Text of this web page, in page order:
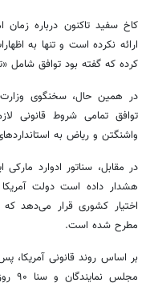
کاخ سفید تاکنون درباره
ارائه نکرده است و تنها به
کرده که گفته بود توافق
در همین حال، سخنگوی
توافق تمامی شروط قانونی
واشنگتن و ریاض به
در مقابل، سناتور ادوارد
هشدار داده است دولت
اختیار کشوری قرار می‌دهد
مطرح شده است.
بر اساس روند قانونی آمریکا،